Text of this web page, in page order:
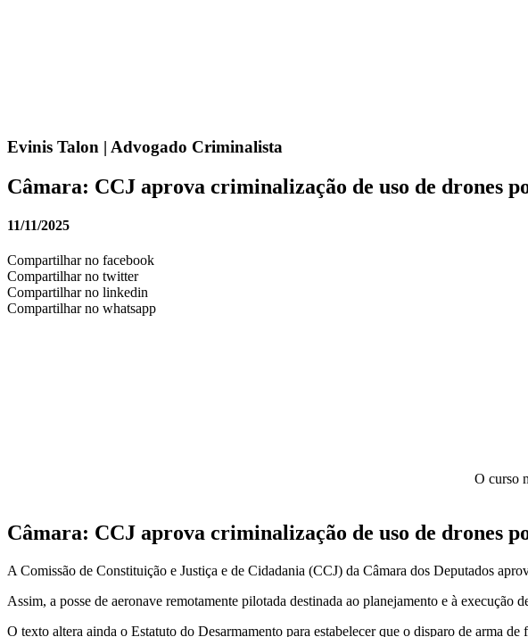
Evinis Talon | Advogado Criminalista
Câmara: CCJ aprova criminalização de uso de drones
11/11/2025
Compartilhar no facebook
Compartilhar no twitter
Compartilhar no linkedin
Compartilhar no whatsapp
O curso
Câmara: CCJ aprova criminalização de uso de drones
A Comissão de Constituição e Justiça e de Cidadania (CCJ) da Câmara dos Deputados
Assim, a posse de aeronave remotamente pilotada destinada ao planejamento e à execução
O texto altera ainda o Estatuto do Desarmamento para estabelecer que o disparo de arma